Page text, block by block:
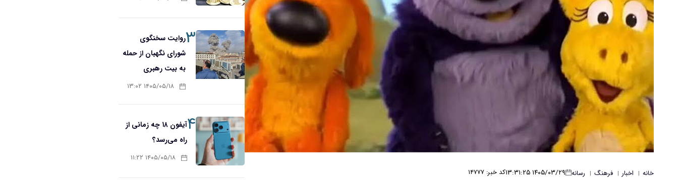
خانه | اخبار | فرهنگ | رسانه ۱۴۰۵/۰۳/۲۹ ۱۳:۳۱:۲۵ کد خبر: ۱۴۷۷۷
۳روایت سخنگوی
شورای نگهبان از حمله
به بیت رهبری
۱۴۰۵/۰۵/۱۸ ۱۳:۰۲
۴
آیفون ۱۸ چه زمانی از
راه می‌رسد؟
۱۴۰۵/۰۵/۱۸ ۱۱:۲۲